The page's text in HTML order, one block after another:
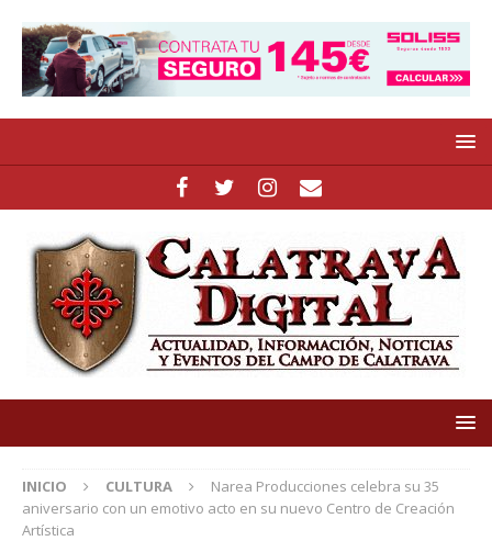
INICIO CULTURA
Narea Producciones celebra su 35
aniversario con un emotivo acto en su nuevo Centro de Creación
Artística